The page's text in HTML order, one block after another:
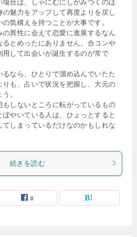
合は、しゃにむにしがみつくのは
の魅力をアップして再度よりを戻し
気構えを持つことが大事です。
異性に会えて恋愛に進展するなん
るとめったにありません。合コンや
用して出会いが誕生するのが常で
なら、ひとりで溜め込んでいたた
りも、占いで状況を把握し、大元の
。
もしないところに転がっているもの
やいている人は、ひょっとすると
てしまっているだけなのかもしれな
続きを読む
0